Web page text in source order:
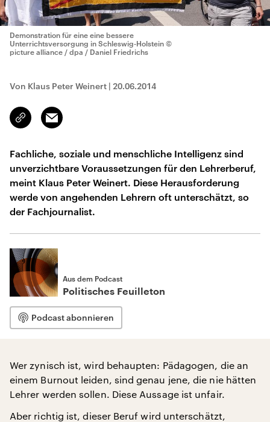
Demonstration für eine eine bessere
Unterrichtsversorgung in Schleswig-Holstein ©
picture alliance / dpa / Daniel Friedrichs
Von Klaus Peter Weinert | 20.06.2014
Link
kopieren/teilen
Email
Fachliche, soziale und menschliche Intelligenz sind
unverzichtbare Voraussetzungen für den Lehrerberuf,
meint Klaus Peter Weinert. Diese Herausforderung
werde von angehenden Lehrern oft unterschätzt, so
der Fachjournalist.
Aus dem Podcast
Politisches Feuilleton
Podcast abonnieren
Wer zynisch ist, wird behaupten: Pädagogen, die an
einem Burnout leiden, sind genau jene, die nie hätten
Lehrer werden sollen. Diese Aussage ist unfair.
Aber richtig ist, dieser Beruf wird unterschätzt,